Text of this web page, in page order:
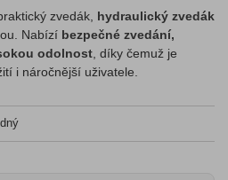
zvedák, hydraulický zvedák
Nabízí bezpečné zvedání,
odolnost , díky čemuž je
i náročnější uživatele.